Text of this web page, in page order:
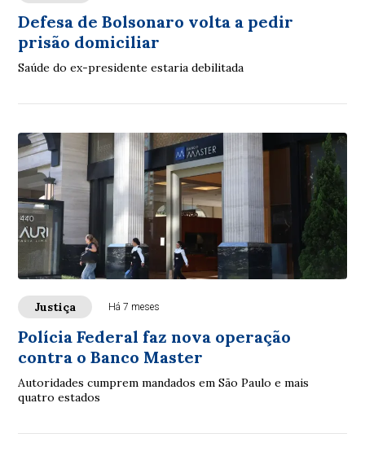
Defesa de Bolsonaro volta a pedir
prisão domiciliar
Saúde do ex-presidente estaria debilitada
Justiça Há 7 meses
Polícia Federal faz nova operação
contra o Banco Master
Autoridades cumprem mandados em São Paulo e mais
quatro estados